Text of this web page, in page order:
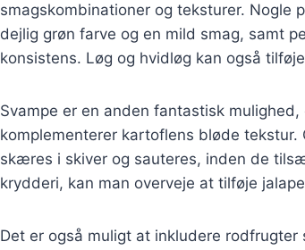
smagskombinationer og teksturer. Nogle
dejlig grøn farve og en mild smag, samt
konsistens. Løg og hvidløg kan også
Svampe er en anden fantastisk
komplementerer kartoflens bløde
skæres i skiver og sauteres, inden de
krydderi, kan man overveje at tilføje
Det er også muligt at inkludere